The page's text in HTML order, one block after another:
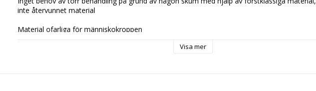
inte återvunnet material
Material ofarliga för människokroppen
Perfekt som bildar grund av att inga tårar av stark vakuumkraft
Visa mer